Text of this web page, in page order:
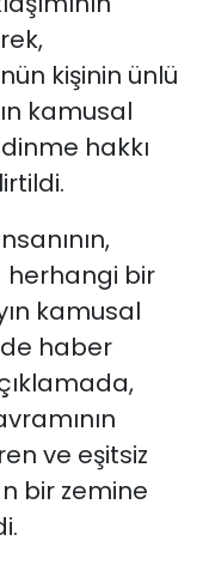
kişinin ünlü
kamusal
hakkı
herhangi bir
kamusal
haber
ve eşitsiz
bir zemine